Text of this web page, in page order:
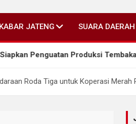
KABAR JATENG SUARA DAERAH
Produksi Tembakau, Bidik
Roda Tiga untuk Koperasi Merah